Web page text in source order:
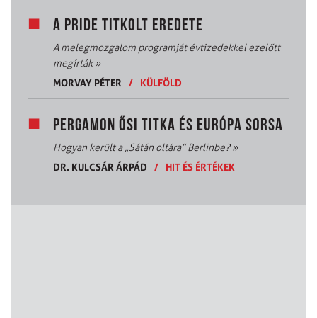
A PRIDE TITKOLT EREDETE
A melegmozgalom programját évtizedekkel ezelőtt
megírták»
MORVAY PÉTER
/ KÜLFÖLD
PERGAMON ŐSI TITKA ÉS EURÓPA SORSA
Hogyan került a „Sátán oltára” Berlinbe?»
DR. KULCSÁR ÁRPÁD
/ HIT ÉS ÉRTÉKEK